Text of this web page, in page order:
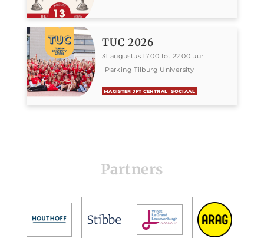
TUC 2026
31 augustus 17:00 tot 22:00 uur
Parking Tilburg University
MAGISTER JFT CENTRAL SOCIAAL
Partners